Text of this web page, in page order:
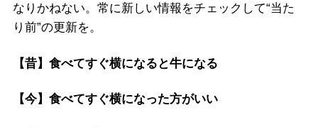
なりかねない。常に新しい情報をチェックして“当た
り前”の更新を。
【昔】食べてすぐ横になると牛になる
【今】食べてすぐ横になった方がいい